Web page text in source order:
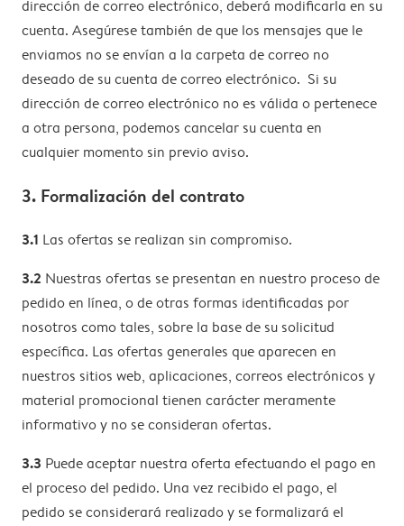
dirección de correo electrónico, deberá modificarla en su
cuenta. Asegúrese también de que los mensajes que le
enviamos no se envían a la carpeta de correo no
deseado de su cuenta de correo electrónico. Si su
dirección de correo electrónico no es válida o pertenece
a otra persona, podemos cancelar su cuenta en
cualquier momento sin previo aviso.
3. Formalización del contrato
3.1 Las ofertas se realizan sin compromiso.
3.2 Nuestras ofertas se presentan en nuestro proceso de
pedido en línea, o de otras formas identificadas por
nosotros como tales, sobre la base de su solicitud
específica. Las ofertas generales que aparecen en
nuestros sitios web, aplicaciones, correos electrónicos y
material promocional tienen carácter meramente
informativo y no se consideran ofertas.
3.3 Puede aceptar nuestra oferta efectuando el pago en
el proceso del pedido. Una vez recibido el pago, el
pedido se considerará realizado y se formalizará el